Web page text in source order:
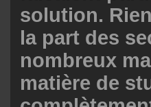
solution.
la part des
nombreux
matière de